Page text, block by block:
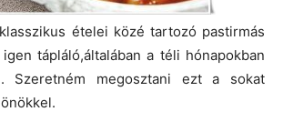
ételei közé tartozó pastirmás
tápláló,általában a téli hónapokban
Szeretném megosztani ezt a sokat